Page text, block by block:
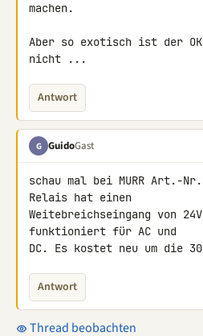
machen.
Aber so exotisch ist der
nicht ...
Antwort
G GuidoGast
schau mal bei MURR Art.-
Relais hat einen
Weitebreichseingang von
funktioniert für AC und
DC. Es kostet neu um die
Antwort
Thread beobachten